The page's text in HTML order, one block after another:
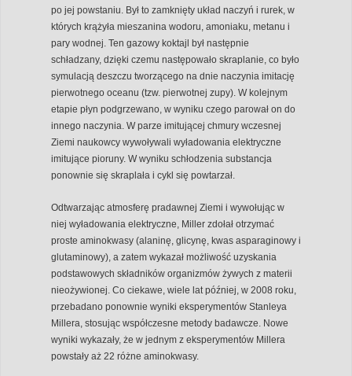
po jej powstaniu. Był to zamknięty układ naczyń i rurek, w
których krążyła mieszanina wodoru, amoniaku, metanu i
pary wodnej. Ten gazowy koktajl był następnie
schładzany, dzięki czemu następowało skraplanie, co było
symulacją deszczu tworzącego na dnie naczynia imitację
pierwotnego oceanu (tzw. pierwotnej zupy). W kolejnym
etapie płyn podgrzewano, w wyniku czego parował on do
innego naczynia. W parze imitującej chmury wczesnej
Ziemi naukowcy wywoływali wyładowania elektryczne
imitujące pioruny. W wyniku schłodzenia substancja
ponownie się skraplała i cykl się powtarzał.
Odtwarzając atmosferę pradawnej Ziemi i wywołując w
niej wyładowania elektryczne, Miller zdołał otrzymać
proste aminokwasy (alaninę, glicynę, kwas asparaginowy i
glutaminowy), a zatem wykazał możliwość uzyskania
podstawowych składników organizmów żywych z materii
nieożywionej. Co ciekawe, wiele lat później, w 2008 roku,
przebadano ponownie wyniki eksperymentów Stanleya
Millera, stosując współczesne metody badawcze. Nowe
wyniki wykazały, że w jednym z eksperymentów Millera
powstały aż 22 różne aminokwasy.